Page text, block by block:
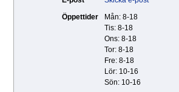
Öppettider
Mån: 8-18
Tis: 8-18
Ons: 8-18
Tor: 8-18
Fre: 8-18
Lör: 10-16
Sön: 10-16